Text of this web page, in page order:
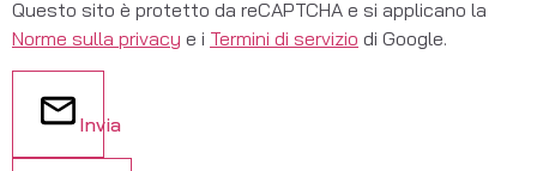
Questo sito è protetto da reCAPTCHA e si applicano la
Norme sulla privacy e i Termini di servizio di Google.
Invia